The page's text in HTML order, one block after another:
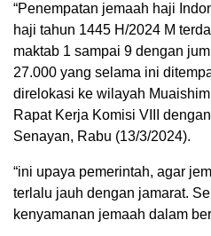
“Penempatan jemaah haji
haji tahun 1445 H/2024 M
maktab 1 sampai 9 dengan
27.000 yang selama ini
direlokasi ke wilayah
Rapat Kerja Komisi VIII
Senayan, Rabu (13/3/2024).
“ini upaya pemerintah, agar
terlalu jauh dengan jamarat.
kenyamanan jemaah dalam